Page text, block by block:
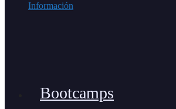
Información
Bootcamps